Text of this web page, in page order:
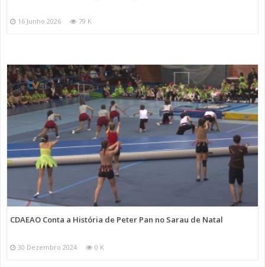
16 Junho 2026 79 K
CDAEAO Conta a História de Peter Pan no Sarau de Natal
30 Dezembro 2024 0 K